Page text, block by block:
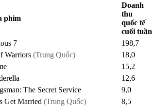
phim
Doanh
thu
quốc tế
cuối tuần
7 198,7
Warriors (Trung Quốc) 18,0
15,2
12,6
The Secret Service 9,0
Get Married (Trung Quốc) 8,5